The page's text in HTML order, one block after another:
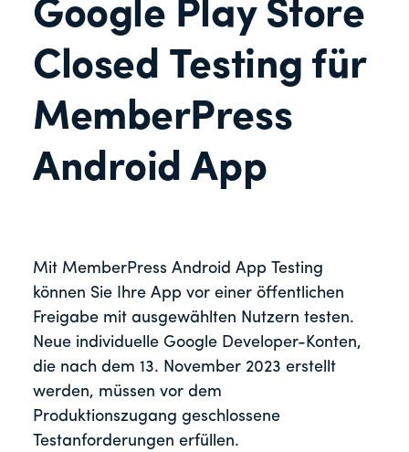
Google Play Store
Closed Testing für
MemberPress
Android App
Mit MemberPress Android App Testing
können Sie Ihre App vor einer öffentlichen
Freigabe mit ausgewählten Nutzern testen.
Neue individuelle Google Developer-Konten,
die nach dem 13. November 2023 erstellt
werden, müssen vor dem
Produktionszugang geschlossene
Testanforderungen erfüllen.